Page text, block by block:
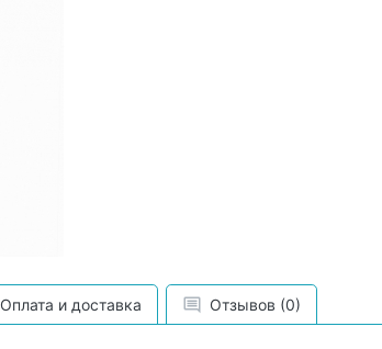
Оплата и доставка Отзывов (0)